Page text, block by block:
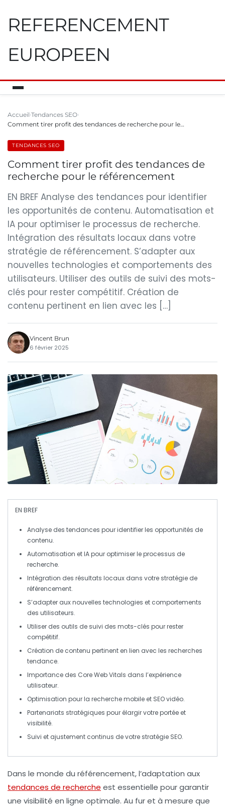
REFERENCEMENT
EUROPEEN
Accueil Tendances SEO
Comment tirer profit des tendances de recherche pour le…
TENDANCES SEO
Comment tirer profit des tendances de
recherche pour le référencement
EN BREF Analyse des tendances pour identifier
les opportunités de contenu. Automatisation et
IA pour optimiser le processus de recherche.
Intégration des résultats locaux dans votre
stratégie de référencement. S’adapter aux
nouvelles technologies et comportements des
utilisateurs. Utiliser des outils de suivi des mots-
clés pour rester compétitif. Création de
contenu pertinent en lien avec les […]
Vincent Brun
6 février 2025
EN BREF
Analyse des tendances pour identifier les opportunités de
contenu.
Automatisation et IApour optimiser le processus de
recherche.
Intégration des résultats locaux dans votre stratégie de
référencement.
S’adapter auxnouvelles technologies et comportements
des utilisateurs.
Utiliser des outils de suivi des mots-clés pour rester
compétitif.
Création de contenu pertinent en lien avec les recherches
tendance.
Importance des Core Web Vitals dans l’expérience
utilisateur.
Optimisation pour la recherche mobile et SEO vidéo.
Partenariats stratégiques pour élargir votre portée et
visibilité.
Suivi et ajustement continus de votre stratégie SEO.
Dans le monde du référencement, l’adaptation aux
tendances de recherche est essentielle pour garantir
une visibilité en ligne optimale. Au fur et à mesure que